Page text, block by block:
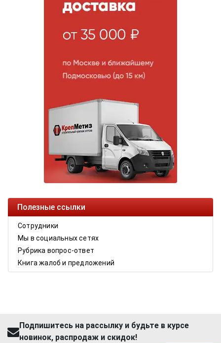
Полезные ссылки
Сотрудники
Мы в социальных сетях
Рубрика вопрос-ответ
Книга жалоб и предложений
Подпишитесь на рассылку и будьте в курсе
новинок, распродаж и скидок!